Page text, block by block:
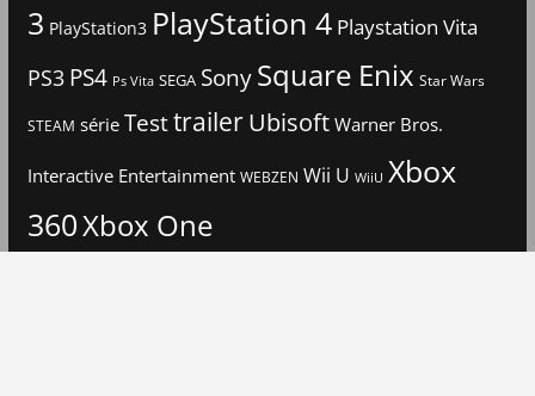
3 PlayStation3 PlayStation 4 Playstation Vita
PS3 PS4 Ps Vita SEGA Sony Square Enix Star Wars
STEAM série TesttrailerUbisoftWarner Bros.
Interactive Entertainment WEBZEN Wii U WiiU Xbox
360Xbox One